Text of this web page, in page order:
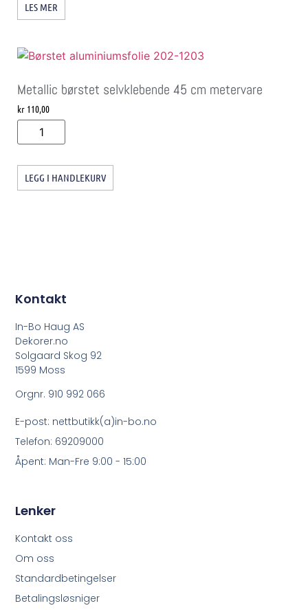
LES MER
Metallic børstet selvklebende 45 cm metervare
kr 110,00
LEGG I HANDLEKURV
Lenker
Kontakt oss
Om oss
Standardbetingelser
Betalingsløsniger
Kontakt
In-Bo Haug AS
Dekorer.no
Solgaard Skog 92
1599 Moss
Orgnr. 910 992 066
E-post: nettbutikk(a)in-bo.no
Telefon: 69209000
Åpent: Man-Fre 9:00 - 15:00